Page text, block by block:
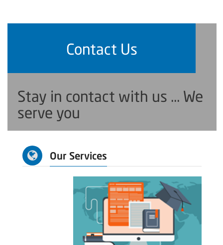
Contact Us
Stay in contact with us ... We
serve you
Our Services